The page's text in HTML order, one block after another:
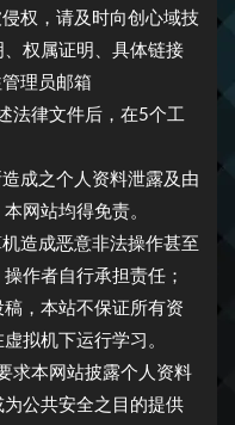
权，请及时向创心域技
权属证明、具体链接
理员邮箱
法律文件后，在5个工
成之个人资料泄露及由
网站均得免责。
造成恶意非法操作甚至
作者自行承担责任；
，本站不保证所有资
拟机下运行学习。
求本网站披露个人资料
公共安全之目的提供